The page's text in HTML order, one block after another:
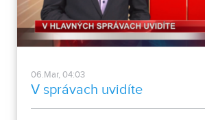
06.Mar, 04:03
V správach uvidíte